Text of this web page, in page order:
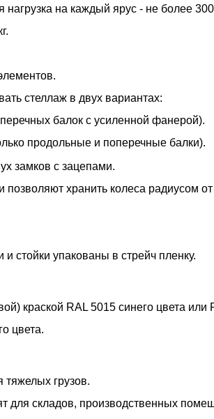
на каждый ярус - не более 300
стеллаж в двух вариантах:
балок с усиленной фанерой).
продольные и поперечные балки).
замков с зацепами.
хранить колеса радиусом
стойки упакованы в стрейч пленку.
краской RAL 5015 синего цвета или
цвета.
тяжелых грузов.
для складов, производственных